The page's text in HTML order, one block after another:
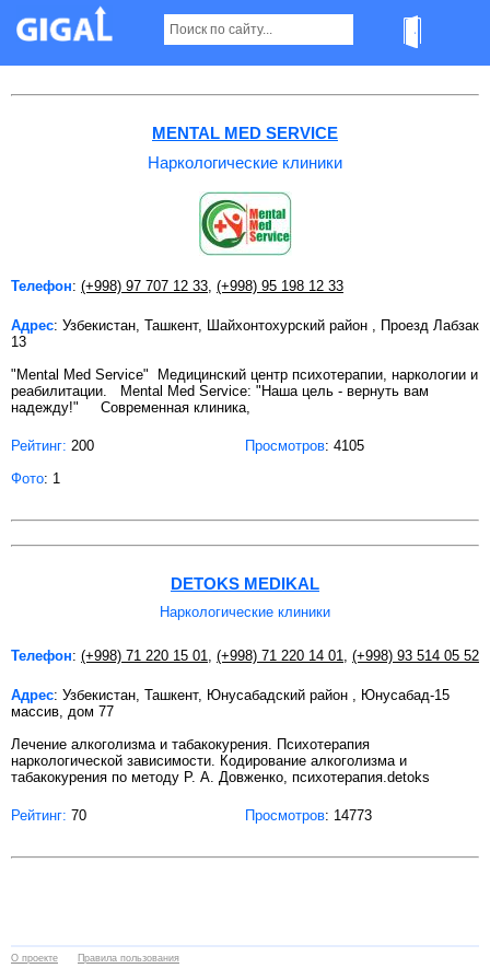
Наркологические клиники в Ташкенте
MENTAL MED SERVICE
Наркологические клиники
Телефон: (+998) 97 707 12 33 (+998) 95 198 12 33
Адрес: Узбекистан, Ташкент, Шайхонтохурский район , Проезд Лабзак
13
"Mental Med Service" Медицинский центр психотерапии, наркологии и
реабилитации. Mental Med Service: "Наша цель - вернуть вам
надежду!" Современная клиника,
Рейтинг: 200 Просмотров: 4105
Фото: 1
DETOKS MEDIKAL
Наркологические клиники
Телефон: (+998) 71 220 15 01, (+998) 71 220 14 01, (+998) 93 514 05 52
Адрес: Узбекистан, Ташкент, Юнусабадский район , Юнусабад-15
массив, дом 77
Лечение алкоголизма и табакокурения. Психотерапия
наркологической зависимости. Кодирование алкоголизма и
табакокурения по методу Р. А. Довженко, психотерапия.detoks
Рейтинг: 70 Просмотров: 14773
О проекте Правила пользования